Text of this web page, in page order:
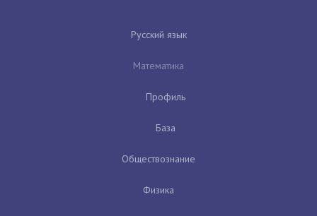
Русский язык
Математика
Профиль
База
Обществознание
Физика